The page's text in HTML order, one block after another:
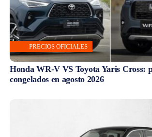
PRECIOS OFICIALES
Honda WR-V VS Toyota Yaris Cross:
congelados en agosto 2026